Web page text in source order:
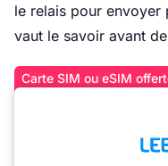
le relais pour envoyer
vaut le savoir avant
Carte SIM ou eSIM